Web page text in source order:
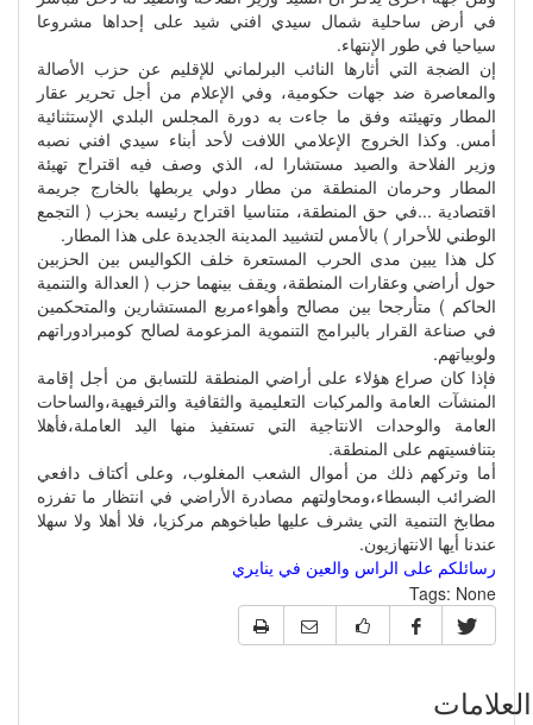
في أرض ساحلية شمال سيدي افني شيد على إحداها مشروعا
سياحيا في طور الإنتهاء.
إن الضجة التي أثارها النائب البرلماني للإقليم عن حزب الأصالة
والمعاصرة ضد جهات حكومية، وفي الإعلام من أجل تحرير عقار
المطار وتهيئته وفق ما جاءت به دورة المجلس البلدي الإستثنائية
أمس. وكذا الخروج الإعلامي اللافت لأحد أبناء سيدي افني نصبه
وزير الفلاحة والصيد مستشارا له، الذي وصف فيه اقتراح تهيئة
المطار وحرمان المنطقة من مطار دولي يربطها بالخارج جريمة
اقتصادية ...في حق المنطقة، متناسيا اقتراح رئيسه بحزب ( التجمع
الوطني للأحرار ) بالأمس لتشييد المدينة الجديدة على هذا المطار.
كل هذا يبين مدى الحرب المستعرة خلف الكواليس بين الحزبين
حول أراضي وعقارات المنطقة، ويقف بينهما حزب ( العدالة والتنمية
الحاكم ) متأرجحا بين مصالح وأهواءمربع المستشارين والمتحكمين
في صناعة القرار بالبرامج التنموية المزعومة لصالح كومبرادوراتهم
ولوبياتهم.
فإذا كان صراع هؤلاء على أراضي المنطقة للتسابق من أجل إقامة
المنشآت العامة والمركبات التعليمية والثقافية والترفيهية،والساحات
العامة والوحدات الانتاجية التي تستفيذ منها اليد العاملة،فأهلا
بتنافسيتهم على المنطقة.
أما وتركهم ذلك من أموال الشعب المغلوب، وعلى أكتاف دافعي
الضرائب البسطاء،ومحاولتهم مصادرة الأراضي في انتظار ما تفرزه
مطابخ التنمية التي يشرف عليها طباخوهم مركزيا، فلا أهلا ولا سهلا
عندنا أيها الانتهازيون.
رسائلكم على الراس والعين في ينايري
Tags:None